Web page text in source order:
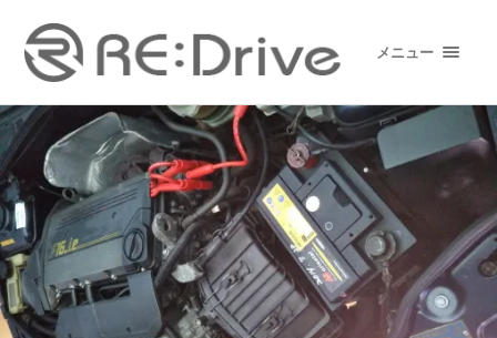
メニュー